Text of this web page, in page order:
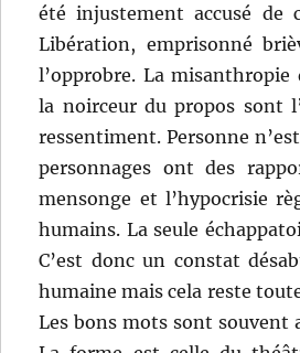
été injustement accusé de
Libération, emprisonné
l’opprobre. La misanthropie
la noirceur du propos sont
ressentiment. Personne
personnages ont des
mensonge et l’hypocrisie
humains. La seule
C’est donc un constat
humaine mais cela reste
Les bons mots sont souvent